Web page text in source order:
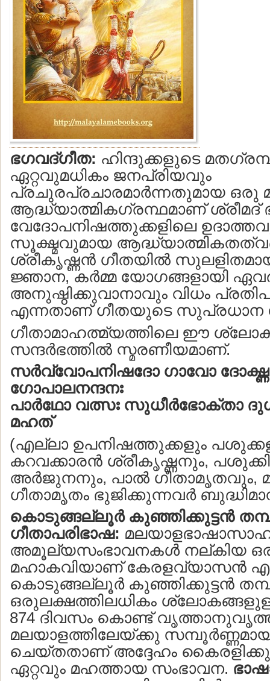
ഭഗവദ്ഗീത: ഹിന്ദുക്കളുടെ
ഏറ്റവുമധികം ജനപ്രിയവും
പ്രചുരപ്രചാരമാര്‍ന്നതുമായ ഒരു
ആദ്ധ്യാത്മികഗ്രന്ഥമാണ് ശ്രീമദ്
വേദോപനിഷത്തുക്കളിലെ
സൂക്ഷ്മവുമായ
ശ്രീകൃഷ്ണന്‍ ഗീതയില്‍
ജ്ഞാന, കര്‍മ്മ യോഗങ്ങളായി
അനുഷ്ഠിക്കുവാനാവും വിധം
എന്നതാണ് ഗീതയുടെ സുപ്രധാന
ഗീതാമാഹത്മ്യത്തിലെ ഈ
സന്ദര്‍ഭത്തില്‍ സ്മരണീയമാണ്.
സര്‍വ്വോപനിഷദോ ഗാവോ
ഗോപാലനന്ദനഃ
പാര്‍ഥോ വത്സഃ സുധീര്‍ഭോക്താ
മഹത്
(എല്ലാ ഉപനിഷത്തുക്കളും
കറവക്കാരന്‍ ശ്രീകൃഷ്ണനും,
അര്‍ജുനനും, പാല്‍ ഗീതാമൃതവും,
ഗീതാമൃതം ഭുജിക്കുന്നവര്‍
കൊടുങ്ങല്ലൂര്‍ കുഞ്ഞിക്കുട്ടന്‍
ഗീതാപരിഭാഷ:
അമൂല്യസംഭാവനകള്‍ നല്കിയ
മഹാകവിയാണ് കേരളവ്യാസന്‍
കൊടുങ്ങല്ലൂര്‍ കുഞ്ഞിക്കുട്ടന്‍
ഒരുലക്ഷത്തിലധികം
874 ദിവസം കൊണ്ട്
മലയാളത്തിലേയ്ക്കു
ചെയ്തതാണ് അദ്ദേഹം
ഏറ്റവും മഹത്തായ സംഭാവന.